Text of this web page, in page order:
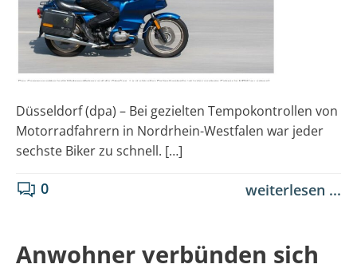
Düsseldorf (dpa) – Bei gezielten Tempokontrollen von
Motorradfahrern in Nordrhein-Westfalen war jeder
sechste Biker zu schnell. […]
0 weiterlesen ...
Anwohner verbünden sich